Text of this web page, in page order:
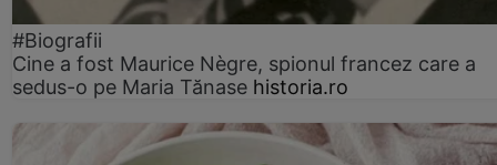
#Biografii
Cine a fost Maurice Nègre, spionul francez care a
sedus-o pe Maria Tănase historia.ro